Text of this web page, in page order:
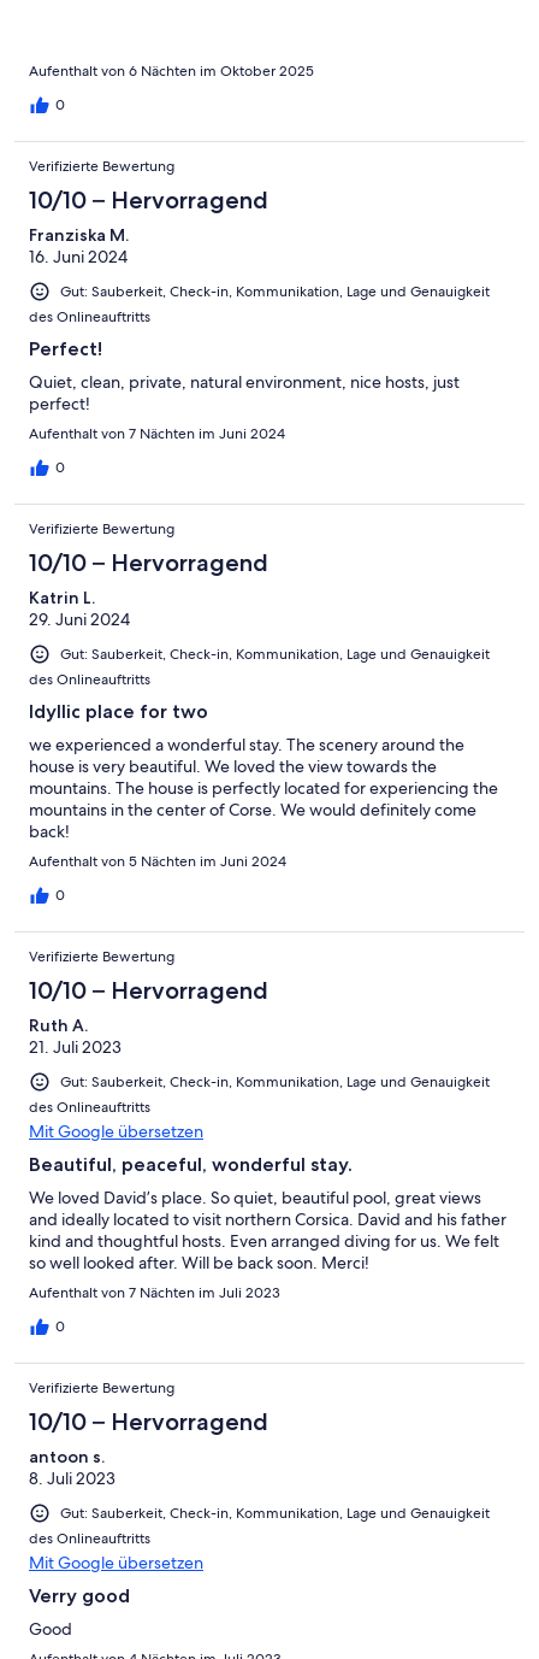
Aufenthalt von 6 Nächten im Oktober 2025
0
Verifizierte Bewertung
10/10 – Hervorragend
Franziska M.
16. Juni 2024
Gut: Sauberkeit, Check-in, Kommunikation, Lage und Genauigkeit
des Onlineauftritts
Perfect!
Quiet, clean, private, natural environment, nice hosts, just
perfect!
Aufenthalt von 7 Nächten im Juni 2024
0
Verifizierte Bewertung
10/10 – Hervorragend
Katrin L.
29. Juni 2024
Gut: Sauberkeit, Check-in, Kommunikation, Lage und Genauigkeit
des Onlineauftritts
Idyllic place for two
we experienced a wonderful stay. The scenery around the
house is very beautiful. We loved the view towards the
mountains. The house is perfectly located for experiencing the
mountains in the center of Corse. We would definitely come
back!
Aufenthalt von 5 Nächten im Juni 2024
0
Verifizierte Bewertung
10/10 – Hervorragend
Ruth A.
21. Juli 2023
Gut: Sauberkeit, Check-in, Kommunikation, Lage und Genauigkeit
des Onlineauftritts
Mit Google übersetzen
Beautiful, peaceful, wonderful stay.
We loved David’s place. So quiet, beautiful pool, great views
and ideally located to visit northern Corsica. David and his father
kind and thoughtful hosts. Even arranged diving for us. We felt
so well looked after. Will be back soon. Merci!
Aufenthalt von 7 Nächten im Juli 2023
0
Verifizierte Bewertung
10/10 – Hervorragend
antoon s.
8. Juli 2023
Gut: Sauberkeit, Check-in, Kommunikation, Lage und Genauigkeit
des Onlineauftritts
Mit Google übersetzen
Verry good
Good